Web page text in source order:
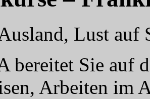
Lust auf
bereitet Sie auf
Arbeiten im